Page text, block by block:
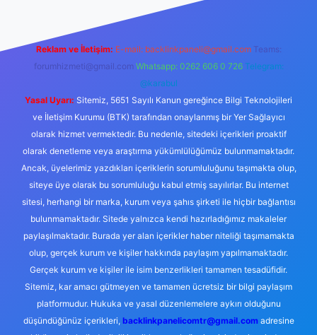
Reklam ve İletişim: E-mail: backlinkpaneli@gmail.com Teams:
forumhizmeti@gmail.com Whatsapp: 0262 606 0 726 Telegram:
@karabul
Yasal Uyarı: Sitemiz, 5651 Sayılı Kanun gereğince Bilgi Teknolojileri
ve İletişim Kurumu (BTK) tarafından onaylanmış bir Yer Sağlayıcı
olarak hizmet vermektedir. Bu nedenle, sitedeki içerikleri proaktif
olarak denetleme veya araştırma yükümlülüğümüz bulunmamaktadır.
Ancak, üyelerimiz yazdıkları içeriklerin sorumluluğunu taşımakta olup,
siteye üye olarak bu sorumluluğu kabul etmiş sayılırlar. Bu internet
sitesi, herhangi bir marka, kurum veya şahıs şirketi ile hiçbir bağlantısı
bulunmamaktadır. Sitede yalnızca kendi hazırladığımız makaleler
paylaşılmaktadır. Burada yer alan içerikler haber niteliği taşımamakta
olup, gerçek kurum ve kişiler hakkında paylaşım yapılmamaktadır.
Gerçek kurum ve kişiler ile isim benzerlikleri tamamen tesadüfidir.
Sitemiz, kar amacı gütmeyen ve tamamen ücretsiz bir bilgi paylaşım
platformudur. Hukuka ve yasal düzenlemelere aykırı olduğunu
düşündüğünüz içerikleri, backlinkpanelicomtr@gmail.comadresine